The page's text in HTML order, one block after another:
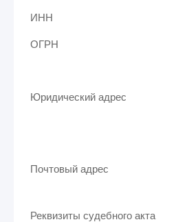
ИНН
ОГРН
Юридический адрес
Почтовый адрес
Реквизиты судебного акта